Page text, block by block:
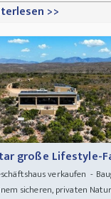
>>
große Lifestyle-
verkaufen -
sicheren, privaten